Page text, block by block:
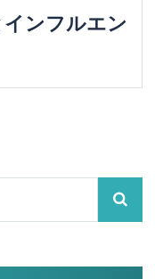
インフルエン